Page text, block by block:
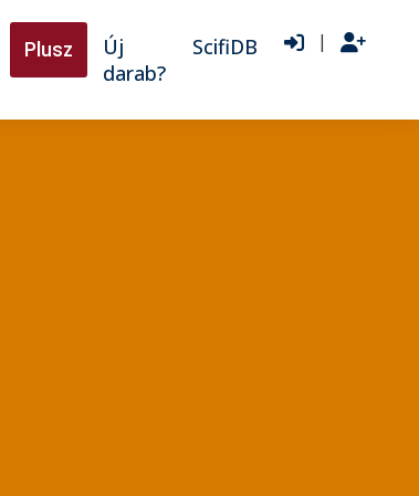
Plusz
Új
darab?
ScifiDB |